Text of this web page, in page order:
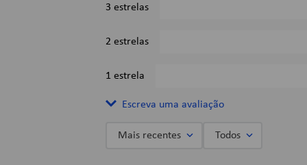
3 estrelas
2 estrelas
1 estrela
Escreva uma avaliação
Mais recentes Todos